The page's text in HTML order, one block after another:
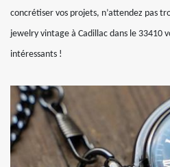
concrétiser vos projets, n’attendez pas
jewelry vintage à Cadillac dans le 33410
intéressants !